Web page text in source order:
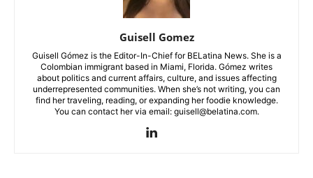
Guisell Gomez
Guisell Gómez is the Editor-In-Chief for BELatina News. She is a
Colombian immigrant based in Miami, Florida. Gómez writes
about politics and current affairs, culture, and issues affecting
underrepresented communities. When she’s not writing, you can
find her traveling, reading, or expanding her foodie knowledge.
You can contact her via email: guisell@belatina.com.